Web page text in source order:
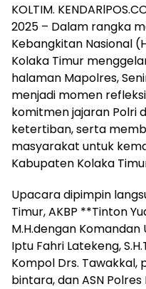
KOLTIM.
2025 – Dalam rangka
Kebangkitan Nasional
Kolaka Timur
halaman Mapolres,
menjadi momen
komitmen jajaran Polri
ketertiban, serta
masyarakat untuk
Kabupaten Kolaka
Upacara dipimpin
Timur, AKBP **Tinton
M.H.dengan
Iptu Fahri Latekeng,
Kompol Drs.
bintara, dan ASN Polres